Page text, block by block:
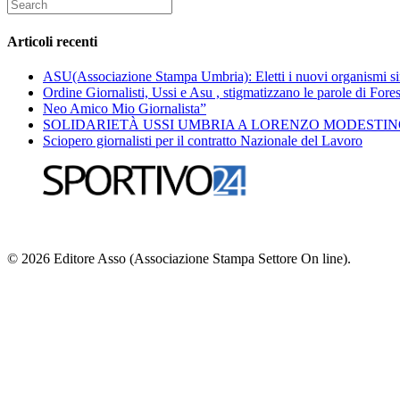
for:
Articoli recenti
ASU(Associazione Stampa Umbria): Eletti i nuovi organismi
Ordine Giornalisti, Ussi e Asu , stigmatizzano le parole di
Neo Amico Mio Giornalista”
SOLIDARIETÀ USSI UMBRIA A LORENZO
Sciopero giornalisti per il contratto Nazionale del Lavoro
© 2026 Editore Asso (Associazione Stampa Settore On line).